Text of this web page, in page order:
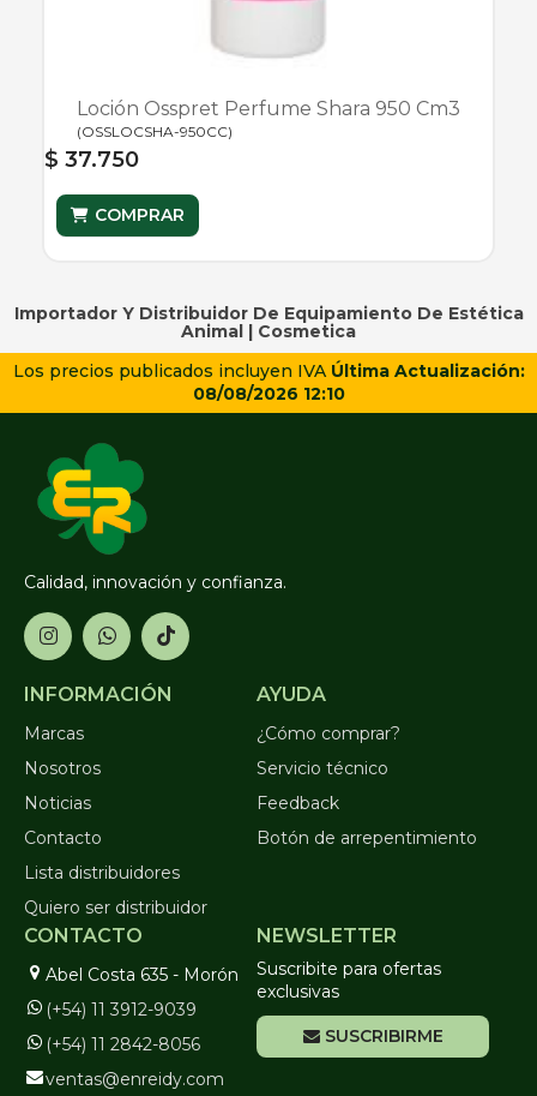
Loción Osspret Perfume Shara 950 Cm3
(OSSLOCSHA-950CC)
$ 37.750
COMPRAR
Importador Y Distribuidor De Equipamiento De Estética
Animal | Cosmetica
Los precios publicados incluyen IVA Última Actualización:
08/08/2026 12:10
Calidad, innovación y confianza.
INFORMACIÓN
Marcas
Nosotros
Noticias
Contacto
Lista distribuidores
Quiero ser distribuidor
AYUDA
¿Cómo comprar?
Servicio técnico
Feedback
Botón de arrepentimiento
CONTACTO
Abel Costa 635 - Morón
(+54) 11 3912-9039
(+54) 11 2842-8056
ventas@enreidy.com
NEWSLETTER
Suscribite para ofertas
exclusivas
SUSCRIBIRME